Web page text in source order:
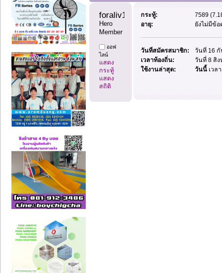
Hero
Member
ออฟ
ไลน์
แสดง
กระทู้
แสดง
สถิติ
กระทู้:
7589
อายุ:
ยังไม่มีข้อ
วันที่สมัครสมาชิก:
วันที่ 16 กั
เวลาท้องถิ่น:
วันที่ 8 สิง
ใช้งานล่าสุด:
วันนี้ เวล